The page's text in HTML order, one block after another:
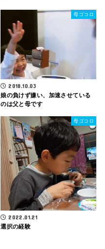
母ゴコロ
2018.10.03
娘の負けず嫌い、加速させている
のは父と母です
母ゴコロ
2022.01.21
選択の経験